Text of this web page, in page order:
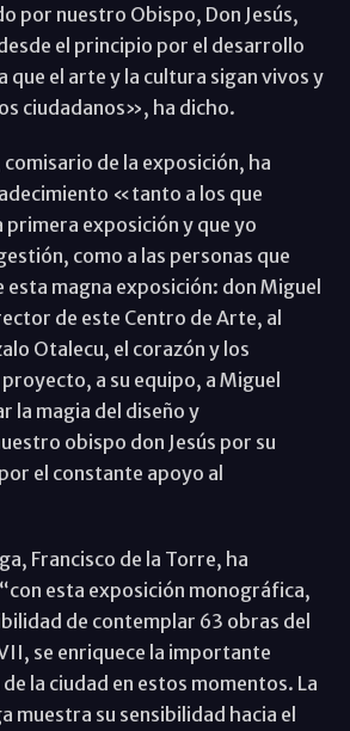
por nuestro Obispo, Don Jesús,
el principio por el desarrollo
que el arte y la cultura sigan vivos y
ciudadanos», ha dicho.
comisario de la exposición, ha
«tanto a los que
primera exposición y que yo
como a las personas que
esta magna exposición: don Miguel
de este Centro de Arte, al
Otalecu, el corazón y los
a su equipo, a Miguel
la magia del diseño y
obispo don Jesús por su
el constante apoyo al
Francisco de la Torre, ha
esta exposición monográfica,
de contemplar 63 obras del
se enriquece la importante
la ciudad en estos momentos. La
muestra su sensibilidad hacia el